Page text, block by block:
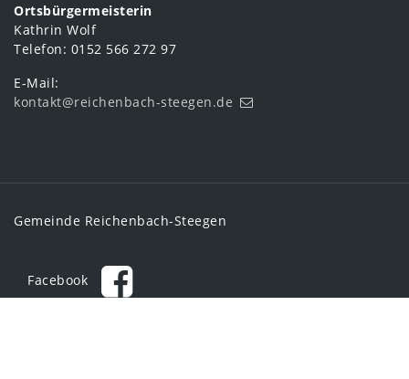
Ortsbürgermeisterin
Kathrin Wolf
Telefon: 0152 566 272 97
E-Mail:
kontakt@reichenbach-steegen.de
Gemeinde Reichenbach-Steegen
Facebook